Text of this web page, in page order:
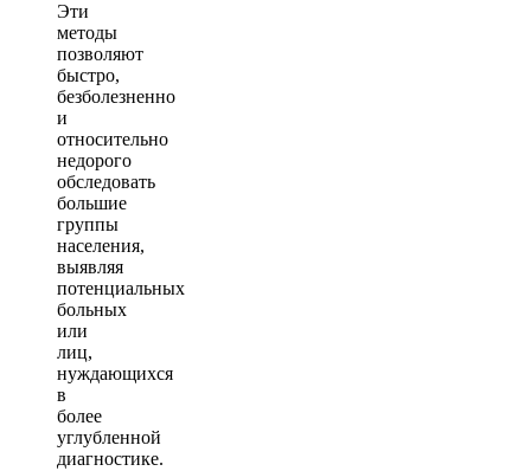
Эти
методы
позволяют
быстро,
безболезненно
и
относительно
недорого
обследовать
большие
группы
населения,
выявляя
потенциальных
больных
или
лиц,
нуждающихся
в
более
углубленной
диагностике.